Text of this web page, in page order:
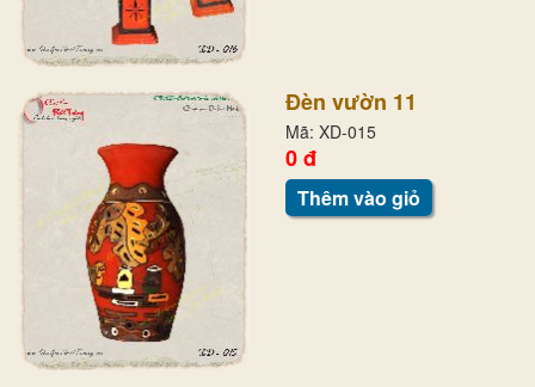
Đèn vườn 11
Mã: XD-015
0 đ
Thêm vào giỏ